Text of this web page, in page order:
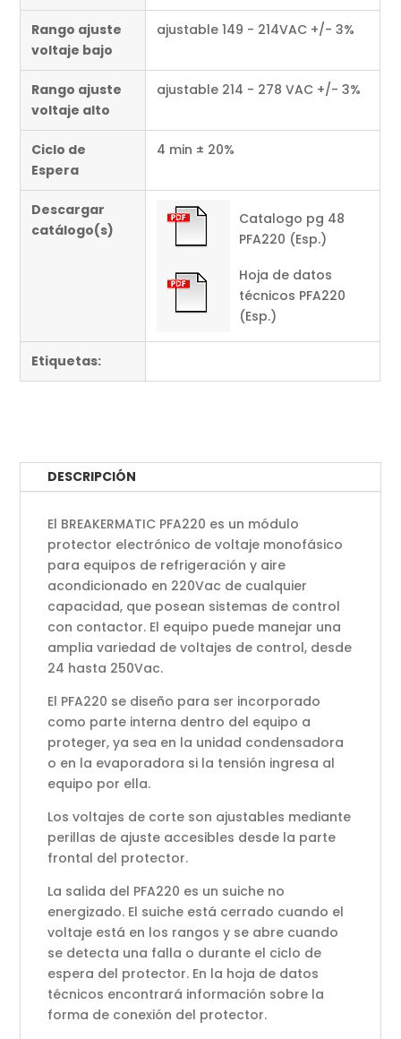
Rango ajuste
voltaje bajo
ajustable 149 - 214VAC +/- 3%
Rango ajuste
voltaje alto
ajustable 214 - 278 VAC +/- 3%
Ciclo de
Espera
4 min ± 20%
Descargar
catálogo(s)
Catalogo pg 48
PFA220 (Esp.)
Hoja de datos
técnicos PFA220
(Esp.)
Etiquetas:
DESCRIPCIÓN
El BREAKERMATIC PFA220 es un módulo
protector electrónico de voltaje monofásico
para equipos de refrigeración y aire
acondicionado en 220Vac de cualquier
capacidad, que posean sistemas de control
con contactor. El equipo puede manejar una
amplia variedad de voltajes de control, desde
24 hasta 250Vac.
El PFA220 se diseño para ser incorporado
como parte interna dentro del equipo a
proteger, ya sea en la unidad condensadora
o en la evaporadora si la tensión ingresa al
equipo por ella.
Los voltajes de corte son ajustables mediante
perillas de ajuste accesibles desde la parte
frontal del protector.
La salida del PFA220 es un suiche no
energizado. El suiche está cerrado cuando el
voltaje está en los rangos y se abre cuando
se detecta una falla o durante el ciclo de
espera del protector. En la hoja de datos
técnicos encontrará información sobre la
forma de conexión del protector.